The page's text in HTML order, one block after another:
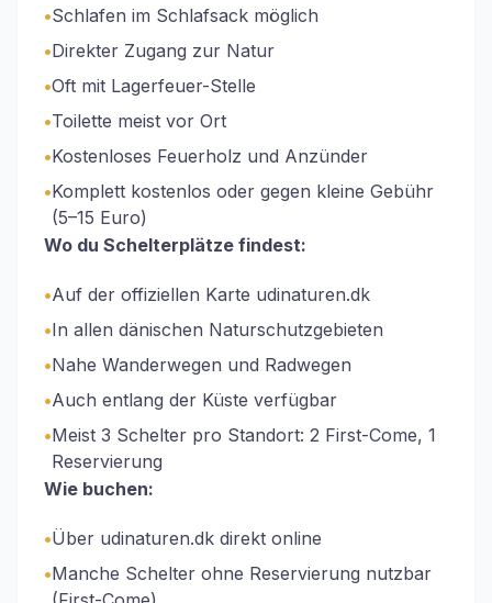
•Schlafen im Schlafsack möglich
•Direkter Zugang zur Natur
•Oft mit Lagerfeuer-Stelle
•Toilette meist vor Ort
•Kostenloses Feuerholz und Anzünder
•Komplett kostenlos oder gegen kleine Gebühr
(5–15 Euro)
Wo du Schelterplätze findest:
•Auf der offiziellen Karte udinaturen.dk
•In allen dänischen Naturschutzgebieten
•Nahe Wanderwegen und Radwegen
•Auch entlang der Küste verfügbar
•Meist 3 Schelter pro Standort: 2 First-Come, 1
Reservierung
Wie buchen:
•Über udinaturen.dk direkt online
•Manche Schelter ohne Reservierung nutzbar